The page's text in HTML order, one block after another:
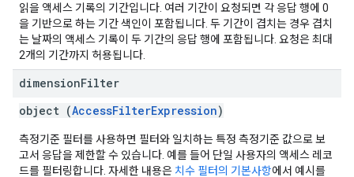
읽을 액세스 기록의 기간입니다. 여러 기간이 요청되면 각 응답 행에 0
을 기반으로 하는 기간 색인이 포함됩니다. 두 기간이 겹치는 경우 겹치
는 날짜의 액세스 기록이 두 기간의 응답 행에 포함됩니다. 요청은 최대
2개의 기간까지 허용됩니다.
dimensionFilter
object (AccessFilterExpression)
측정기준 필터를 사용하면 필터와 일치하는 특정 측정기준 값으로 보
고서 응답을 제한할 수 있습니다. 예를 들어 단일 사용자의 액세스 레코
드를 필터링합니다. 자세한 내용은 치수 필터의 기본사항에서 예시를